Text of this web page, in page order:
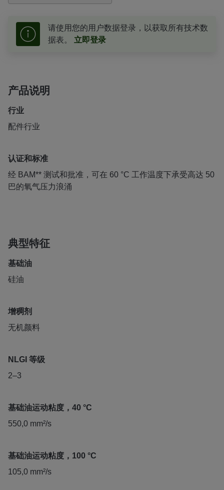
请使用您的用户数据登录，以获取所有技术数
据表。 立即登录
产品说明
行业
配件行业
认证和标准
经 BAM** 测试和批准，可在 60 °C 工作温度下承受高达 50
巴的氧气压力浪涌
典型特征
基础油
硅油
增稠剂
无机颜料
NLGI 等级
2–3
基础油运动粘度，40 °C
550,0 mm²/s
基础油运动粘度，100 °C
105,0 mm²/s